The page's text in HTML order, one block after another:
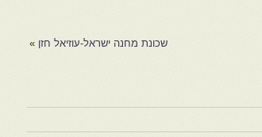
שכונת מחנה ישראל-עוזיאל חזן »